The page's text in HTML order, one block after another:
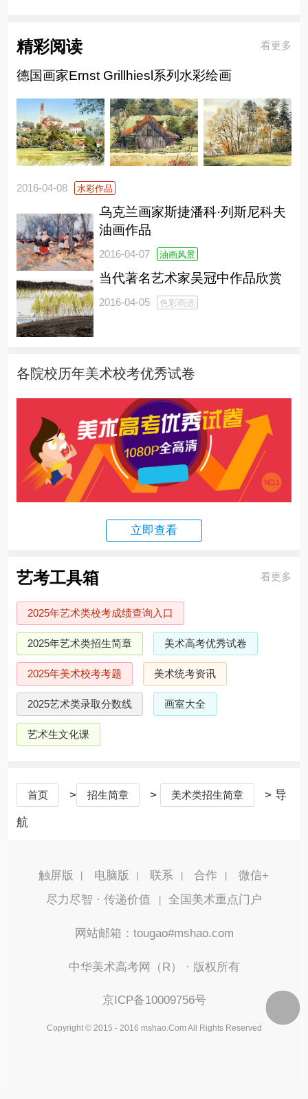
看更多
精彩阅读
德国画家Ernst Grillhiesl系列水彩绘画
2016-04-08 水彩作品
乌克兰画家斯捷潘科·列斯尼科夫
油画作品
2016-04-07 油画风景
当代著名艺术家吴冠中作品欣赏
2016-04-05 色彩画选
各院校历年美术校考优秀试卷
立即查看
看更多
艺考工具箱
2025年艺术类校考成绩查询入口
2025年艺术类招生简章 美术高考优秀试卷
2025年美术校考考题 美术统考资讯
2025艺术类录取分数线 画室大全
艺术生文化课
首页 > 招生简章 > 美术类招生简章 > 导
航
触屏版 电脑版 联系 合作
微信+
尽力尽智 · 传递价值
| 全国美术重点门户
网站邮箱：tougao#mshao.com
中华美术高考网（R） · 版权所有
京ICP备10009756号
Copyright © 2015 - 2016 mshao.Com All Rights Reserved